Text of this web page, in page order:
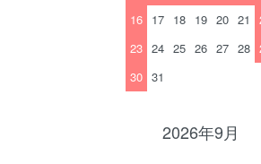
16 17 18 19 20 21
23 24 25 26 27 28
30 31
2026年9月